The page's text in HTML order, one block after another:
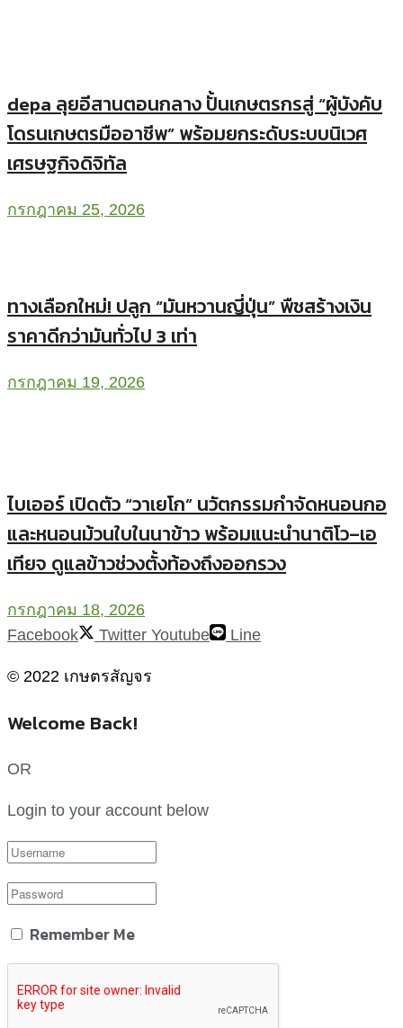
depa ลุยอีสานตอนกลาง ปั้นเกษตรกรสู่ “ผู้บังคับ
โดรนเกษตรมืออาชีพ” พร้อมยกระดับระบบนิเวศ
เศรษฐกิจดิจิทัล
กรกฎาคม 25, 2026
ทางเลือกใหม่! ปลูก “มันหวานญี่ปุ่น” พืชสร้างเงิน
ราคาดีกว่ามันทั่วไป 3 เท่า
กรกฎาคม 19, 2026
ไบเออร์ เปิดตัว “วาเยโก” นวัตกรรมกำจัดหนอนกอ
และหนอนม้วนใบในนาข้าว พร้อมแนะนำนาติโว–เอ
เทียจ ดูแลข้าวช่วงตั้งท้องถึงออกรวง
กรกฎาคม 18, 2026
Facebook
Twitter Youtube Line
© 2022 เกษตรสัญจร
Welcome Back!
OR
Login to your account below
Remember Me